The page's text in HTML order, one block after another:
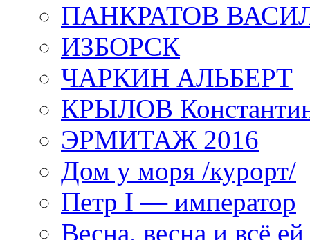
ПАНКРАТОВ
ИЗБОРСК
ЧАРКИН АЛЬБЕРТ
КРЫЛОВ
ЭРМИТАЖ 2016
Дом у моря /курорт/
Петр I — император
Весна, весна и всё